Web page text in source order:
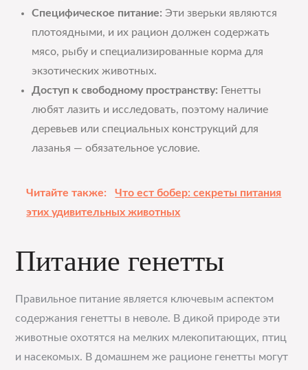
Специфическое питание: Эти зверьки являются
плотоядными, и их рацион должен содержать
мясо, рыбу и специализированные корма для
экзотических животных.
Доступ к свободному пространству: Генетты
любят лазить и исследовать, поэтому наличие
деревьев или специальных конструкций для
лазанья — обязательное условие.
Читайте также:
Что ест бобер: секреты питания
этих удивительных животных
Питание генетты
Правильное питание является ключевым аспектом
содержания генетты в неволе. В дикой природе эти
животные охотятся на мелких млекопитающих, птиц
и насекомых. В домашнем же рационе генетты могут